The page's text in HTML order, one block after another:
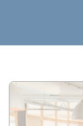
L'ESS